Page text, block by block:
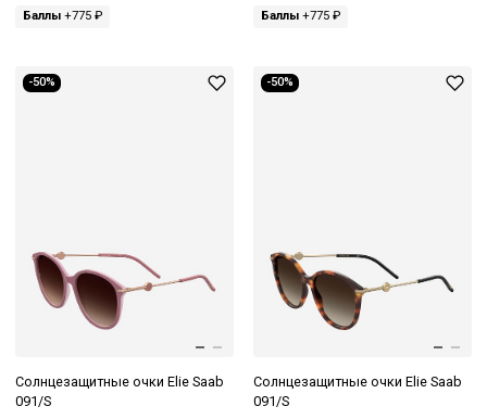
Баллы +775 ₽ Баллы+775 ₽
-50%
Солнцезащитные очки Elie Saab
091/S
-50%
Солнцезащитные очки Elie Saab
091/S